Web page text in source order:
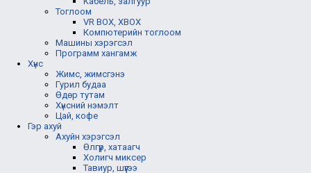
Тоглоом
VR BOX, XBOX
Компютерийн тоглоом
Машины хэрэгсэл
Программ хангамж
Хүнс
Жимс, жимсгэнэ
Гурил будаа
Өдөр тутам
Хүнсний нэмэлт
Цай, кофе
Гэр ахуй
Ахуйн хэрэгсэл
Өлгүүр, хатаагч
Холигч миксер
Тавиур, шүүгээ